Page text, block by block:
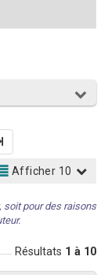
Afficher 10
soit pour des raisons
Résultats 1 à 10